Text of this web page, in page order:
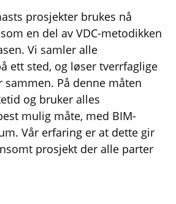
prosjekter brukes nå
en del av VDC-metodikken
Vi samler alle
ett sted, og løser tverrfaglige
På denne måten
og bruker alles
mulig måte, med BIM-
Vår erfaring er at dette gir
prosjekt der alle parter